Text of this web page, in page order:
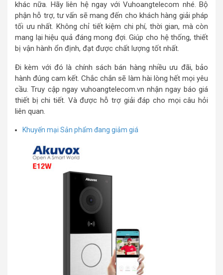
khác nữa. Hãy liên hệ ngay với Vuhoangtelecom nhé. Bộ
phận hỗ trợ, tư vấn sẽ mang đến cho khách hàng giải pháp
tối ưu nhất. Không chỉ tiết kiệm chi phí, thời gian, mà còn
mang lại hiệu quả đáng mong đợi. Giúp cho hệ thống, thiết
bị vận hành ổn định, đạt được chất lượng tốt nhất.
Đi kèm với đó là chính sách bán hàng nhiều ưu đãi, bảo
hành đúng cam kết. Chắc chắn sẽ làm hài lòng hết mọi yêu
cầu. Truy cập ngay vuhoangtelecom.vn nhận ngay báo giá
thiết bị chi tiết. Và được hỗ trợ giải đáp cho mọi câu hỏi
liên quan.
Khuyến mại Sản phẩm đang giảm giá